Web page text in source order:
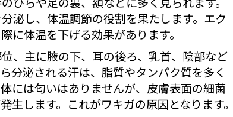
泌し、体温調節の役割を果たします。エク
に体温を下げる効果があります。
、主に腋の下、耳の後ろ、乳首、陰部など
分泌される汗は、脂質やタンパク質を多く
には匂いはありませんが、皮膚表面の細菌
生します。これがワキガの原因となります。